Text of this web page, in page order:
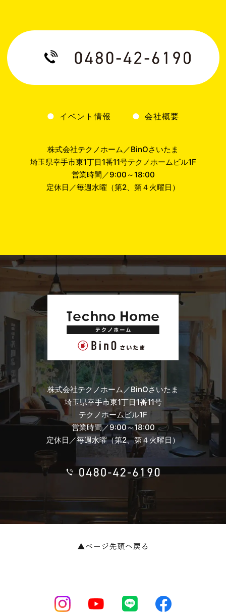
イベント情報 会社概要
株式会社テクノホーム／BinOさいたま
埼玉県幸手市東1丁目1番11号テクノホームビル1F
営業時間／9:00～18:00
定休日／毎週水曜（第2、第４火曜日）
株式会社テクノホーム／BinOさいたま
埼玉県幸手市東1丁目1番11号
テクノホームビル1F
営業時間／9:00～18:00
定休日／毎週水曜（第2、第４火曜日）